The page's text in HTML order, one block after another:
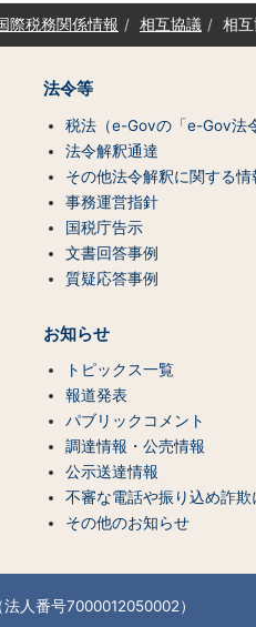
際税務関係情報 相互協議 相
法令等
税法（e-Govの「e-Gov法
法令解釈通達
その他法令解釈に関する情
事務運営指針
国税庁告示
文書回答事例
質疑応答事例
お知らせ
トピックス一覧
報道発表
パブリックコメント
調達情報・公売情報
公示送達情報
不審な電話や振り込め詐欺
その他のお知らせ
番号7000012050002）